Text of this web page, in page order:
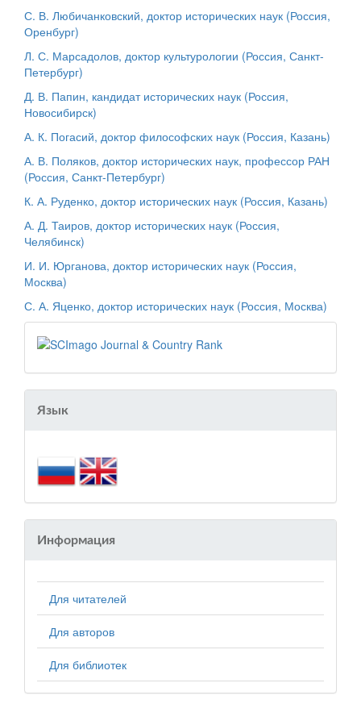
С. В. Любичанковский, доктор исторических наук (Россия,
Оренбург)
Л. С. Марсадолов, доктор культурологии (Россия, Санкт-
Петербург)
Д. В. Папин, кандидат исторических наук (Россия,
Новосибирск)
А. К. Погасий, доктор философских наук (Россия, Казань)
А. В. Поляков, доктор исторических наук, профессор РАН
(Россия, Санкт-Петербург)
К. А. Руденко, доктор исторических наук (Россия, Казань)
А. Д. Таиров, доктор исторических наук (Россия,
Челябинск)
И. И. Юрганова, доктор исторических наук (Россия,
Москва)
С. А. Яценко, доктор исторических наук (Россия, Москва)
Язык
Информация
Для читателей
Для авторов
Для библиотек